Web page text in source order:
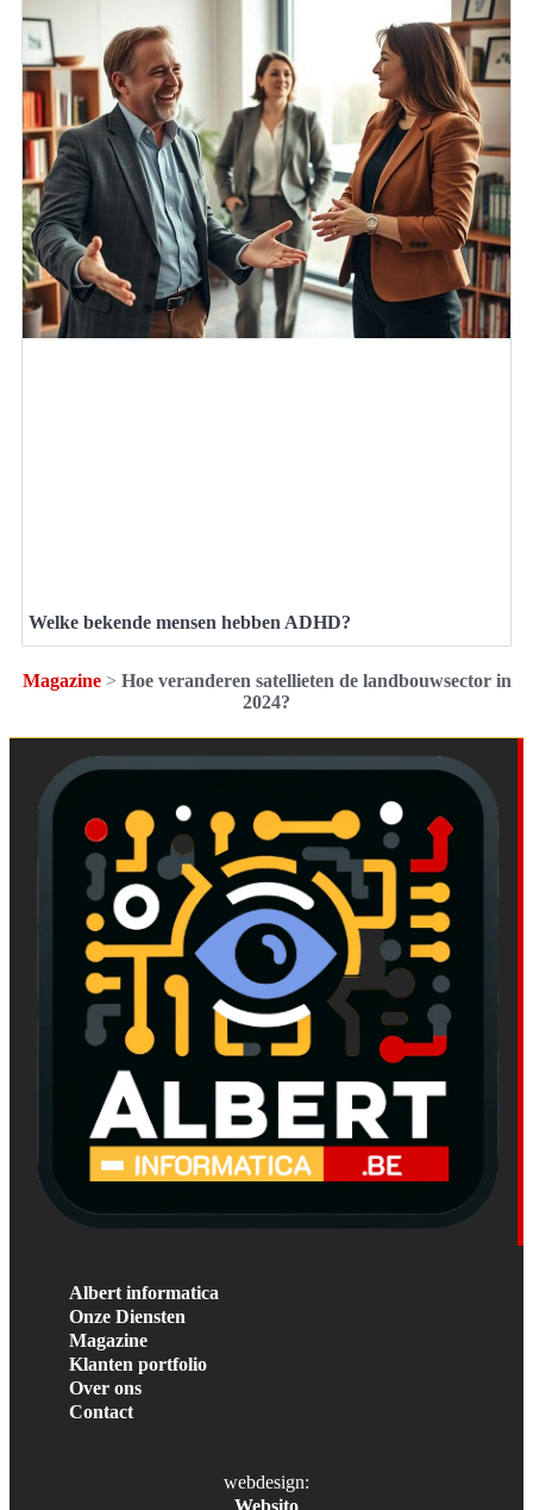
Welke bekende mensen hebben ADHD?
Magazine> Hoe veranderen satellieten de landbouwsector in
2024?
Albert informatica
Onze Diensten
Magazine
Klanten portfolio
Over ons
Contact
webdesign: